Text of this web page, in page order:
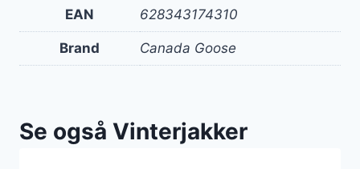
EAN 628343174310
Brand Canada Goose
Se også Vinterjakker